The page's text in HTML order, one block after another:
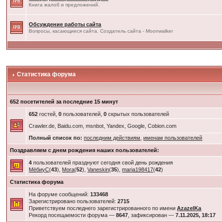
Книга жалоб и предложений.
Обсуждение работы сайта
Вопросы, касающиеся сайта. Создатель сайта - Moonwalker
Статистика форума
652 посетителей за последние 15 минут
652 гостей,0 пользователей,0 скрытых пользователей
Crawler.de, Baidu.com, msnbot, Yandex, Google, Cobion.com
Полный список по: последним действиям ,именам пользователей
Поздравляем с днем рождения наших пользователей:
4 пользователей празднуют сегодня свой день рождения
МёбиуС(43), Mora(52),Vaneskin(35),maria198417(42)
Статистика форума
На форуме сообщений:133468
Зарегистрировано пользователей:2715
Приветствуем последнего зарегистрированного по имениAzazelKa
Рекорд посещаемости форума —8647 , зафиксирован —7.11.2025, 18:17